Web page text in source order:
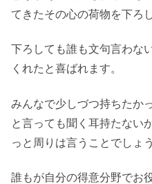
てきたその心の荷物を下ろ
下ろしても誰も文句言わな
くれたと喜ばれます。
みんなで少しづつ持ちたか
と言っても聞く耳持たない
っと周りは言うことでしょう
誰もが自分の得意分野でお